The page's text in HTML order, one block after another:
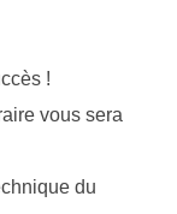
!
vous sera
du